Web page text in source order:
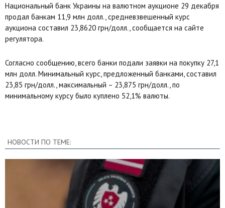
Национальный банк Украины на валютном аукционе 29 декабря
продал банкам 11,9 млн долл., средневзвешенный курс
аукциона составил 23,8620 грн/долл., сообщается на сайте
регулятора.
Согласно сообщению, всего банки подали заявки на покупку 27,1
млн долл. Минимальный курс, предложенный банками, составил
23,85 грн/долл., максимальный – 23,875 грн/долл., по
минимальному курсу было куплено 52,1% валюты.
НОВОСТИ ПО ТЕМЕ: